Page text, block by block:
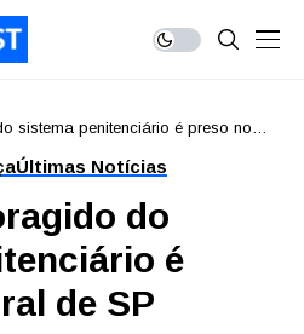
sistema penitenciário é preso no
Últimas Notícias
do
é
de SP